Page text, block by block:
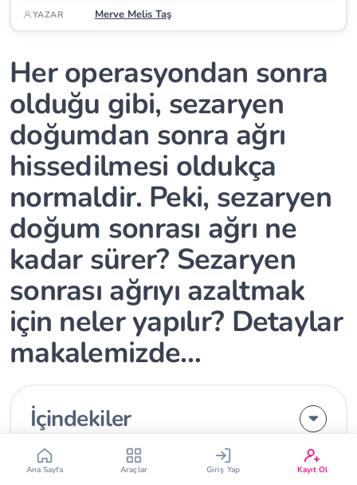
YAZAR Merve Melis Taş
Her operasyondan sonra
olduğu gibi, sezaryen
doğumdan sonra ağrı
hissedilmesi oldukça
normaldir. Peki, sezaryen
doğum sonrası ağrı ne
kadar sürer? Sezaryen
sonrası ağrıyı azaltmak
için neler yapılır? Detaylar
makalemizde…
İçindekiler
Çin Takvimi Bebek İsim Bulucu
Bebek Burcu Bebek Aşı Takvimi
Vücut Kitle Endeksi
Yumurtlama Hesaplama
Ana Sayfa Araçlar Giriş Yap Kayıt Ol